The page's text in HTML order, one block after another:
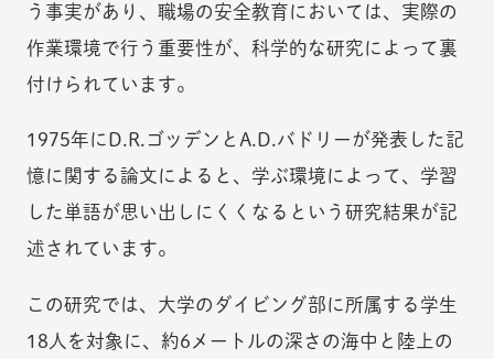
う事実があり、職場の安全教育においては、実際の
作業環境で行う重要性が、科学的な研究によって裏
付けられています。
1975年にD.R.ゴッデンとA.D.バドリーが発表した記
憶に関する論文によると、学ぶ環境によって、学習
した単語が思い出しにくくなるという研究結果が記
述されています。
この研究では、大学のダイビング部に所属する学生
18人を対象に、約6メートルの深さの海中と陸上の